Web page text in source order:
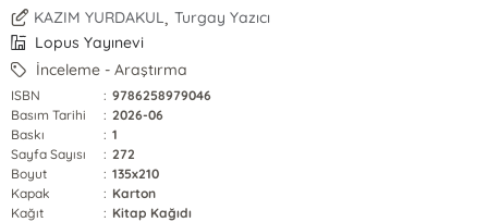
KAZIM YURDAKUL, Turgay Yazıcı
Lopus Yayınevi
İnceleme - Araştırma
ISBN : 9786258979046
Basım Tarihi
: 2026-06
Baskı
: 1
Sayfa Sayısı
: 272
Boyut
: 135x210
Kapak
: Karton
Kağıt
: Kitap Kağıdı